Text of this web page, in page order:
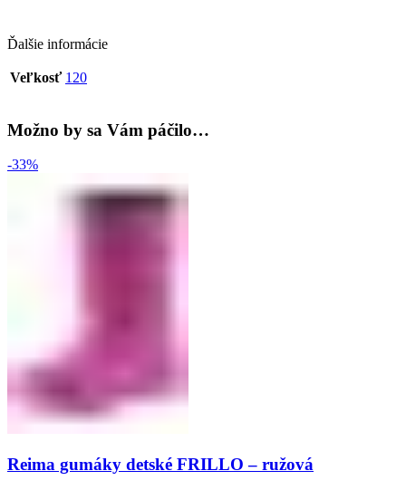
Ďalšie informácie
Veľkosť 120
Možno by sa Vám páčilo…
-33%
Reima gumáky detské FRILLO – ružová